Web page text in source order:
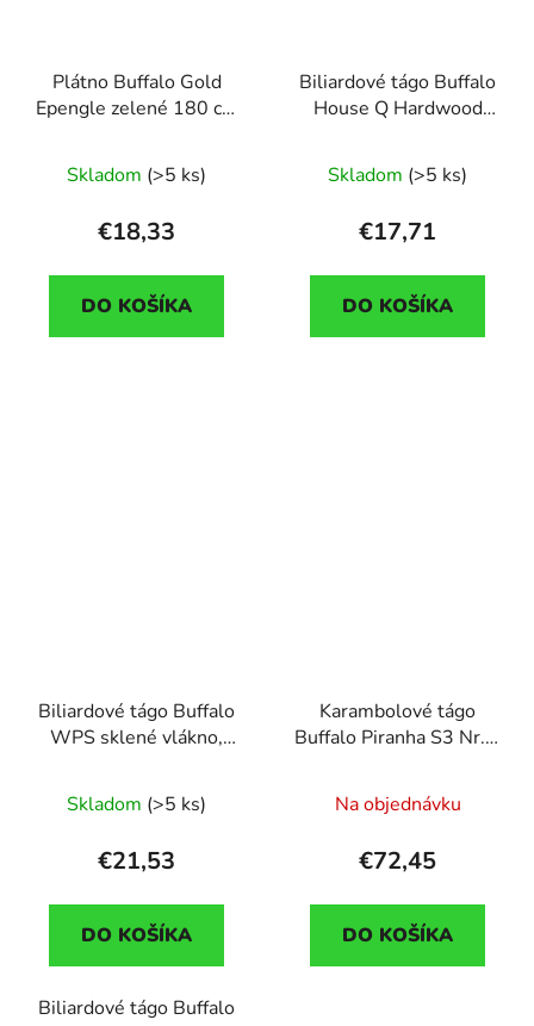
Plátno Buffalo Gold
Epengle zelené 180 cm
Skladom (>5 ks)
€18,33
DO KOŠÍKA
Biliardové tágo Buffalo
House Q Hardwood
špička s medeným
závitom 11 mm
Skladom (>5 ks)
€17,71
DO KOŠÍKA
Biliardové tágo Buffalo
WPS sklené vlákno,
Skladom (>5 ks)
€21,53
DO KOŠÍKA
Biliardové tágo Buffalo
Karambolové tágo
Buffalo Piranha S3 Nr.1,
Na objednávku
€72,45
DO KOŠÍKA